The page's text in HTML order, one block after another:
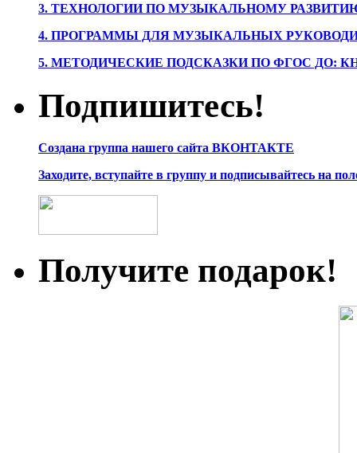
3. ТЕХНОЛОГИИ ПО МУЗЫКАЛЬНОМУ
4. ПРОГРАММЫ ДЛЯ МУЗЫКАЛЬНЫХ
5. МЕТОДИЧЕСКИЕ ПОДСКАЗКИ ПО ФГОС ДО:
Подпишитесь!
Создана группа нашего сайта ВКОНТАКТЕ
Заходите, вступайте в группу и подписывайтесь на
Получите подарок!